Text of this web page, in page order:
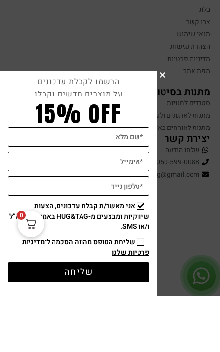
בלוג
צרו קשר
תנאי שימוש
הצהרת נגישות
מדיניות פרטיות
מפת אתר
מתנות בסיטונאות
סטנדים לחנויות
מתנות לארגונים ולעובדים
מתנות לאורחים באירועים
יצירת קשר
שלחו הודעה
050-599-0088
hugandtag@gmail.com
0
הרשמו לקבלת עדכונים
על מוצרים חדשים וקבלו
15% OFF
אני מאשר/ת קבלת עדכונים, הצעות
שיווקיות ומבצעים מ-HUG&TAG באמצעות דוא”ל
ו/או SMS.
שליחת הטופס מהווה הסכמה ל־מדיניות
פרטיות שלנו
שליחה